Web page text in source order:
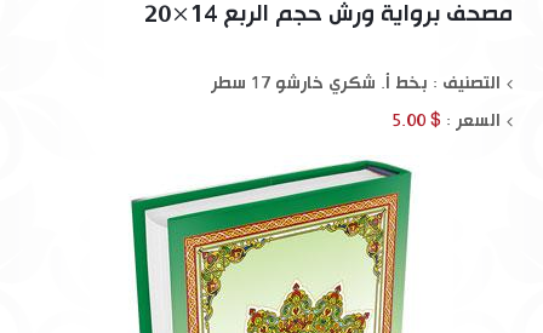
مصحف برواية ورش حجم الربع 14×20
التصنيف : بخط أ. شكري خارشو 17 سطر
السعر : $ 5.00